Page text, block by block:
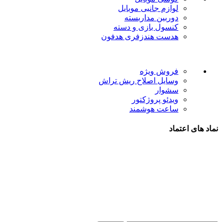
لوازم جانبی موبایل
دوربین مداربسته
کنسول بازی و دسته
هدست هندزفری هدفون
فروش ویژه
وسایل اصلاح ریش تراش
سشوار
ویدئو پروژکتور
ساعت هوشمند
نماد های اعتماد